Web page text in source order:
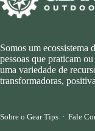
Somos um ecossistema
pessoas que praticam
uma variedade de
transformadoras,
Sobre o Gear Tips · Fale